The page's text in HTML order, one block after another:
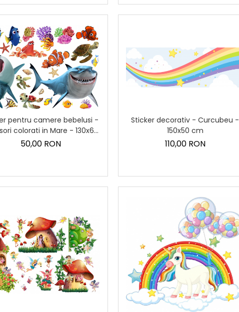
pentru camere bebelusi -
colorati in Mare - 130x60
cm
50,00 RON
Sticker decorativ - Curcubeu -
150x50 cm
110,00 RON